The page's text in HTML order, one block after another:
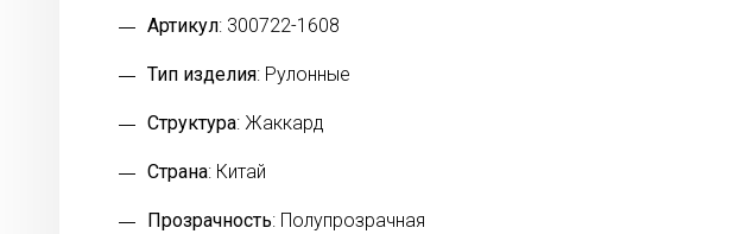
Артикул: 300722-1608
Тип изделия: Рулонные
Структура: Жаккард
Страна: Китай
Прозрачность: Полупрозрачная